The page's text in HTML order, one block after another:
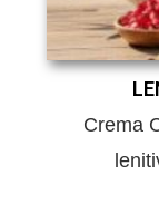
Crema